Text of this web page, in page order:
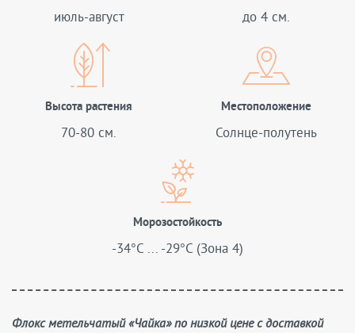
июль-август до 4 см.
Высота растения
70-80 см.
Местоположение
Солнце-полутень
Морозостойкость
-34°C ... -29°C (Зона 4)
Флокс метельчатый «Чайка» по низкой цене с доставкой